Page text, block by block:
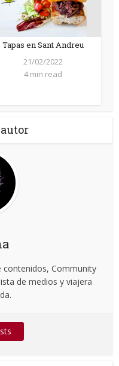
Tapas en Sant Andreu
21/02/2022
4 min read
contenidos, Community
de medios y viajera